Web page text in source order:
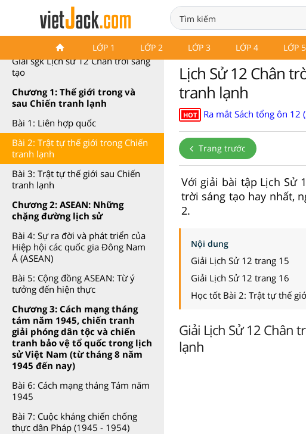
LỚP 1 LỚP 2 LỚP 3 LỚP 4 LỚP 5
Lịch sử 12 Chân trời sáng tạo
Giải sgk Lịch sử 12 Chân trời sáng
tạo
Chương 1: Thế giới trong và
sau Chiến tranh lạnh
Bài 1: Liên hợp quốc
Bài 2: Trật tự thế giới trong Chiến
tranh lạnh
Bài 3: Trật tự thế giới sau Chiến
tranh lạnh
Chương 2: ASEAN: Những
chặng đường lịch sử
Bài 4: Sự ra đời và phát triển của
Hiệp hội các quốc gia Đông Nam
Á (ASEAN)
Bài 5: Cộng đồng ASEAN: Từ ý
tưởng đến hiện thực
Chương 3: Cách mạng tháng
tám năm 1945, chiến tranh
giải phóng dân tộc và chiến
tranh bảo vệ tổ quốc trong lịch
sử Việt Nam (từ tháng 8 năm
1945 đến nay)
Bài 6: Cách mạng tháng Tám năm
1945
Bài 7: Cuộc kháng chiến chống
thực dân Pháp (1945 - 1954)
Lịch Sử 12 Chân
tranh lạnh
HOT Ra mắt Sách tổng ôn
Trang trước
Với giải bài tập Lịch Sử
trời sáng tạo hay nhất,
2.
Nội dung
Giải Lịch Sử 12 trang 15
Giải Lịch Sử 12 trang 16
Học tốt Bài 2: Trật tự thế
Giải Lịch Sử 12 Chân
lạnh